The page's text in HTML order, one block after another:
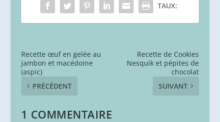
TAUX:
Recette œuf en gelée au
jambon et macédoine
(aspic)
PRÉCÉDENT
Recette de Cookies
Nesquik et pépites de
chocolat
SUIVANT
1 COMMENTAIRE